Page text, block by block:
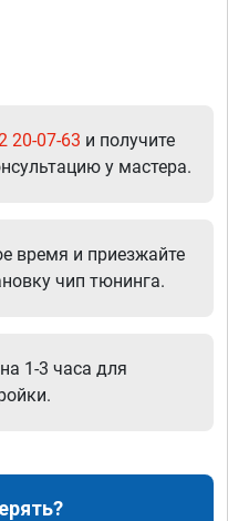
20-07-63 и получите
у мастера.
время и приезжайте
чип тюнинга.
1-3 часа для